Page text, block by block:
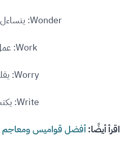
Wonder: يتساءل/ أعجوبة
Work: عمل
Worry: يقلق
Write: يكتب
اقرأ أيضًا:أفضل قواميس ومعاجم